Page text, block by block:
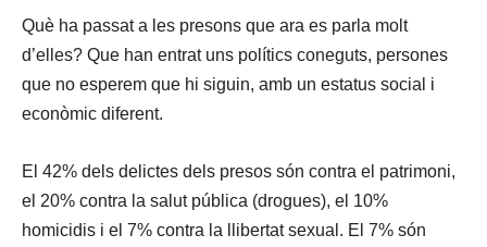
Què ha passat a les presons que ara es parla molt
d’elles? Que han entrat uns polítics coneguts, persones
que no esperem que hi siguin, amb un estatus social i
econòmic diferent.
El 42% dels delictes dels presos són contra el patrimoni,
el 20% contra la salut pública (drogues), el 10%
homicidis i el 7% contra la llibertat sexual. El 7% són